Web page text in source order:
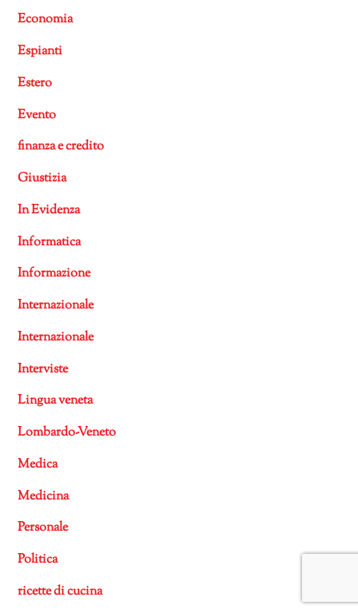
Economia
Espianti
Estero
Evento
finanza e credito
Giustizia
In Evidenza
Informatica
Informazione
Internazionale
Internazionale
Interviste
Lingua veneta
Lombardo-Veneto
Medica
Medicina
Personale
Politica
ricette di cucina